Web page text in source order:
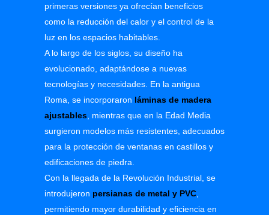
primeras versiones ya ofrecían beneficios
como la reducción del calor y el control de la
luz en los espacios habitables.
A lo largo de los siglos, su diseño ha
evolucionado, adaptándose a nuevas
tecnologías y necesidades. En la antigua
Roma, se incorporaron láminas de madera
ajustables, mientras que en la Edad Media
surgieron modelos más resistentes, adecuados
para la protección de ventanas en castillos y
edificaciones de piedra.
Con la llegada de la Revolución Industrial, se
introdujeron persianas de metal y PVC,
permitiendo mayor durabilidad y eficiencia en